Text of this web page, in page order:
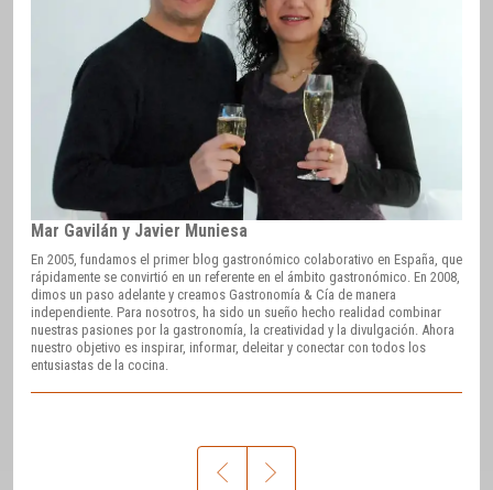
Mar Gavilán y Javier Muniesa
En 2005, fundamos el primer blog gastronómico colaborativo en España, que
rápidamente se convirtió en un referente en el ámbito gastronómico. En 2008,
dimos un paso adelante y creamos Gastronomía & Cía de manera
independiente. Para nosotros, ha sido un sueño hecho realidad combinar
nuestras pasiones por la gastronomía, la creatividad y la divulgación. Ahora
nuestro objetivo es inspirar, informar, deleitar y conectar con todos los
entusiastas de la cocina.